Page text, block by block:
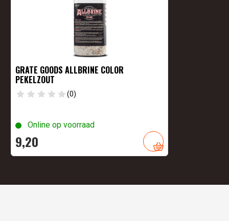
GRATE GOODS ALLBRINE COLOR
PEKELZOUT
(0)
Online op voorraad
9,20